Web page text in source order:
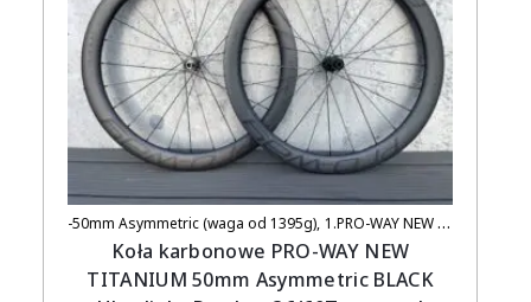
-50mm Asymmetric (waga od 1395g) 1.PRO-WAY NEW TITANIUM (UCI APPROVED)
Koła karbonowe PRO-WAY NEW
TITANIUM 50mm Asymmetric BLACK